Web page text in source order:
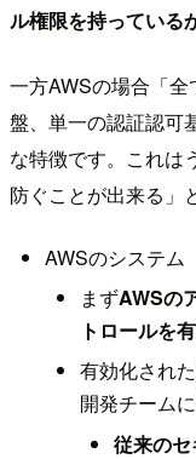
ル権限を持っている
一方AWSの場合「
盤、単一の認証認可
な特徴です。これは
防ぐことが出来る」
AWSのシステム
まずAWSの
トロールを
有効化され
開発チーム
従来の